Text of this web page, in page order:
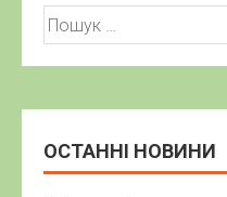
Пошук:
ОСТАННІ НОВИНИ